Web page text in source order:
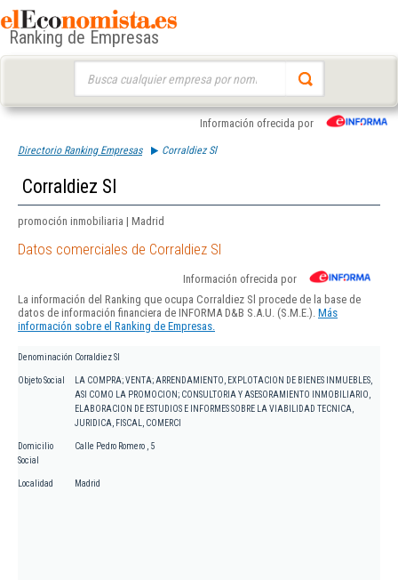
Ranking de Empresas
Información ofrecida por
Directorio Ranking Empresas Corraldiez Sl
Corraldiez Sl
promoción inmobiliaria | Madrid
Datos comerciales de Corraldiez Sl
Información ofrecida por
La información del Ranking que ocupa Corraldiez Sl procede de la base de
datos de información financiera de INFORMA D&B S.A.U. (S.M.E.). Más
información sobre el Ranking de Empresas.
Denominación Corraldiez Sl
Objeto Social
LA COMPRA; VENTA; ARRENDAMIENTO, EXPLOTACION DE BIENES INMUEBLES,
ASI COMO LA PROMOCION; CONSULTORIA Y ASESORAMIENTO INMOBILIARIO,
ELABORACION DE ESTUDIOS E INFORMES SOBRE LA VIABILIDAD TECNICA,
JURIDICA, FISCAL, COMERCI
Domicilio
Social
Calle Pedro Romero , 5
Localidad Madrid